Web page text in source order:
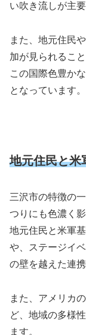
い吹き流しが主
また、地元住民
加が見られるこ
この国際色豊か
となっています。
地元住民と米
三沢市の特徴の
つりにも色濃く
地元住民と米軍
や、ステージイ
の壁を越えた連
また、アメリカ
ど、地域の多様
ます。